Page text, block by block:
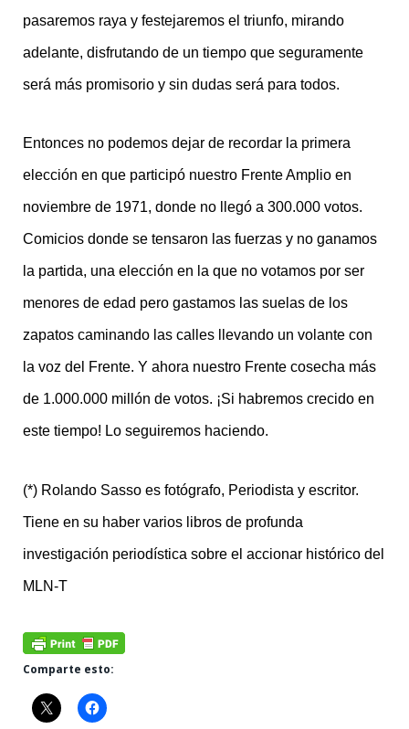
pasaremos raya y festejaremos el triunfo, mirando
adelante, disfrutando de un tiempo que seguramente
será más promisorio y sin dudas será para todos.
Entonces no podemos dejar de recordar la primera
elección en que participó nuestro Frente Amplio en
noviembre de 1971, donde no llegó a 300.000 votos.
Comicios donde se tensaron las fuerzas y no ganamos
la partida, una elección en la que no votamos por ser
menores de edad pero gastamos las suelas de los
zapatos caminando las calles llevando un volante con
la voz del Frente. Y ahora nuestro Frente cosecha más
de 1.000.000 millón de votos. ¡Si habremos crecido en
este tiempo! Lo seguiremos haciendo.
(*) Rolando Sasso es fotógrafo, Periodista y escritor.
Tiene en su haber varios libros de profunda
investigación periodística sobre el accionar histórico del
MLN-T
Comparte esto: